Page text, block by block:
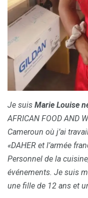
Je suis Marie Louise
AFRICAN FOOD AND
Cameroun où j’ai
«DAHER et l’armée
Personnel de la
événements. Je suis
une fille de 12 ans et